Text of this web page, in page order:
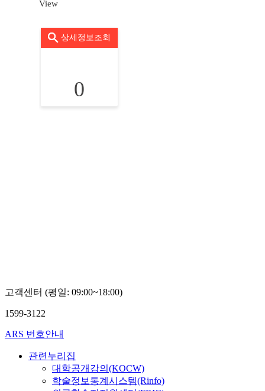
View
상세정보조회
0
고객센터 (평일: 09:00~18:00)
1599-3122
ARS 번호안내
관련누리집
대학공개강의(KOCW)
학술정보통계시스템(Rinfo)